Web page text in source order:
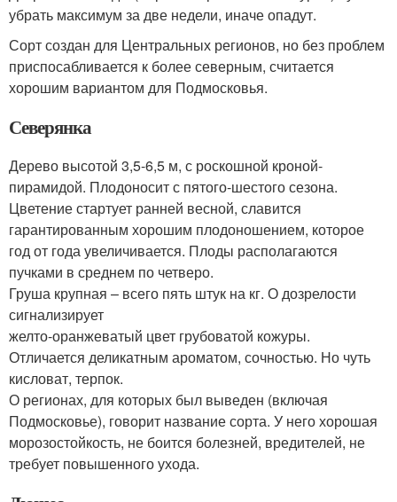
убрать максимум за две недели, иначе опадут.
Сорт создан для Центральных регионов, но без проблем
приспосабливается к более северным, считается
хорошим вариантом для Подмосковья.
Северянка
Дерево высотой 3,5-6,5 м, с роскошной кроной-
пирамидой. Плодоносит с пятого-шестого сезона.
Цветение стартует ранней весной, славится
гарантированным хорошим плодоношением, которое
год от года увеличивается. Плоды располагаются
пучками в среднем по четверо.
Груша крупная – всего пять штук на кг. О дозрелости
сигнализирует
желто-оранжеватый цвет грубоватой кожуры.
Отличается деликатным ароматом, сочностью. Но чуть
кисловат, терпок.
О регионах, для которых был выведен (включая
Подмосковье), говорит название сорта. У него хорошая
морозостойкость, не боится болезней, вредителей, не
требует повышенного ухода.